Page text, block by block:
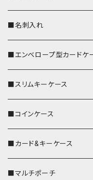
■名刺入れ
■エンベロープ型カードケ
■スリムキーケース
■コインケース
■カード&キーケース
■マルチポーチ